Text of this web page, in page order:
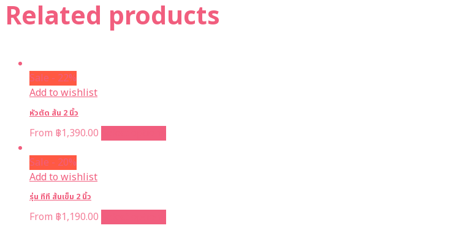
Related products
Sale - 22%
Add to wishlist
หัวตัด ส้น 2 นิ้ว
From ฿1,390.00
Sale - 20%
Add to wishlist
รุ่น ทีที ส้นเข็ม 2 นิ้ว
From ฿1,190.00